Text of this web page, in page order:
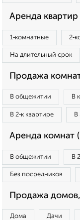
Аренда квартир
1‑комнатные
На длительный срок
Продажа
В общежитии В
В 2‑к квартире В
Аренда комнат
В общежитии В
Без посредников
Продажа
Дома Дачи